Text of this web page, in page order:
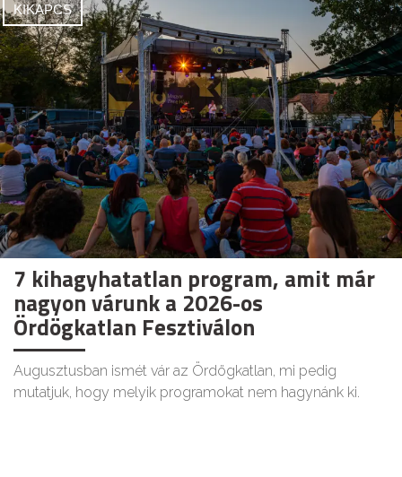
KIKAPCS
7 kihagyhatatlan program, amit már
nagyon várunk a 2026-os
Ördögkatlan Fesztiválon
Augusztusban ismét vár az Ördögkatlan, mi pedig
mutatjuk, hogy melyik programokat nem hagynánk ki.